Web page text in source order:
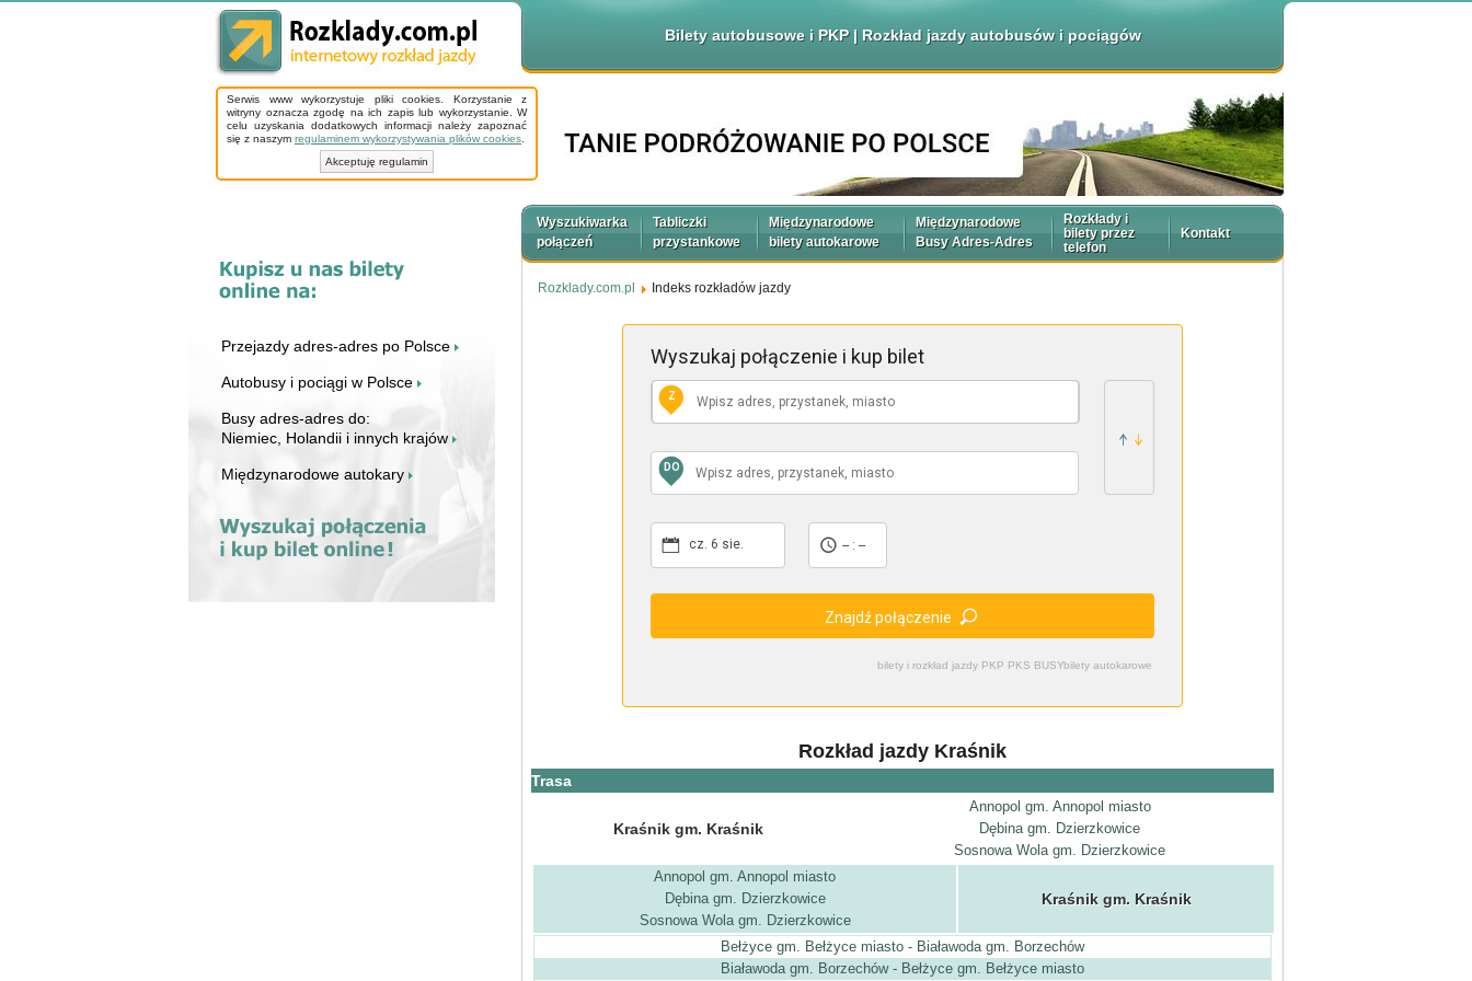
Bilety autobusowe i PKP | Rozkład jazdy autobusów i pociągów
Serwis www wykorzystuje pliki cookies. Korzystanie z
witryny oznacza zgodę na ich zapis lub wykorzystanie. W
celu uzyskania dodatkowych informacji należy zapoznać
się z naszym regulaminem wykorzystywania plików cookies
Akceptuję regulamin
Przejazdy adres-adres po Polsce
Autobusy i pociągi w Polsce
Busy adres-adres do:
Niemiec, Holandii i innych krajów
Międzynarodowe autokary
Wyszukiwarka
połączeń
Tabliczki
przystankowe
Międzynarodowe
bilety autokarowe
Międzynarodowe
Busy Adres-Adres
Rozkłady i
bilety przez
telefon
Kontakt
Rozklady.com.pl Indeks rozkładów jazdy
bilety i rozkład jazdy PKP PKS BUSYbilety autokarowe
Wyszukaj połączenie i kup bilet
Z
DO
cz. 6 sie. -- : --
Znajdź połączenie
Rozkład jazdy Kraśnik
Trasa
Kraśnik gm. Kraśnik
Annopol gm. Annopol miasto
Dębina gm. Dzierzkowice
Sosnowa Wola gm. Dzierzkowice
Annopol gm. Annopol miasto
Dębina gm. Dzierzkowice
Sosnowa Wola gm. Dzierzkowice
Kraśnik gm. Kraśnik
Bełżyce gm. Bełżyce miasto - Białawoda gm. Borzechów
Białawoda gm. Borzechów - Bełżyce gm. Bełżyce miasto